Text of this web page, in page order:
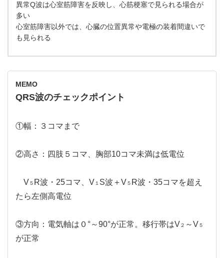
異常Q波は心室筋障害を反映し、心筋梗塞で見られる場合が
多い
心室筋障害以外では、心臓の位置異常や電極の装着間違いで
も見られる
MEMO
QRS波のチェックポイント
①幅：３コマまで
②高さ：四肢５コマ、胸部10コマ未満は低電位
V５ R波・25コマ、V１ S波＋V５ R波・35コマを超え
たら左側高電位
③方向：電気軸は０°～90°が正常。移行帯はV２ ～V５
が正常